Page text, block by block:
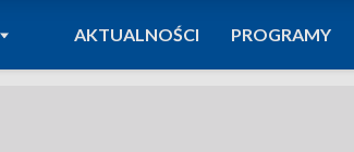
DO
AKTUALNOŚCI PROGRAMY